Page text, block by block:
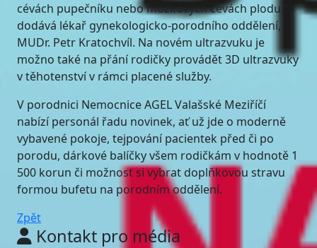
cévách pupečníku nebo mozkových cévách plodu,“
dodává lékař gynekologicko-porodního oddělení,
MUDr. Petr Kratochvíl. Na novém ultrazvuku je
možno také na přání rodičky provádět 3D ultrazvuky
v těhotenství v rámci placené služby.
V porodnici Nemocnice AGEL Valašské Meziříčí
nabízí personál řadu novinek, ať už jde o moderně
vybavené pokoje, tejpování pacientek před či po
porodu, dárkové balíčky všem rodičkám v hodnotě 1
500 korun či možnost si vybrat doplňkovou stravu
formou bufetu na porodním oddělení.
Zpět
Kontakt pro média